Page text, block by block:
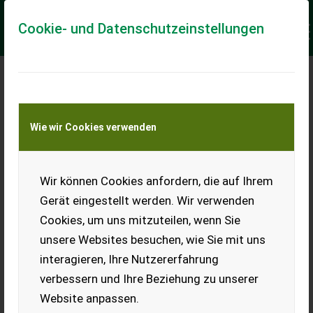
Cookie- und Datenschutzeinstellungen
Wie wir Cookies verwenden
Wir können Cookies anfordern, die auf Ihrem
Gerät eingestellt werden. Wir verwenden
Cookies, um uns mitzuteilen, wenn Sie
unsere Websites besuchen, wie Sie mit uns
interagieren, Ihre Nutzererfahrung
verbessern und Ihre Beziehung zu unserer
Website anpassen.
Meine Transportkostenanfrage
Transport von Land- und Baumaschinen –
KEINE Tiertransporte
Ladeort
Ort